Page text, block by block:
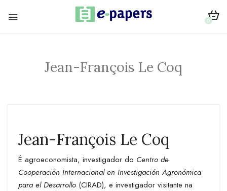
0
Jean-François Le Coq
Jean-François Le Coq
É agroeconomista, investigador do Centro de
Cooperación Internacional en Investigación Agronómica
para el Desarrollo (CIRAD), e investigador visitante na